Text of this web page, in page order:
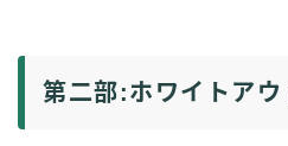
第二部:ホワイトアウ